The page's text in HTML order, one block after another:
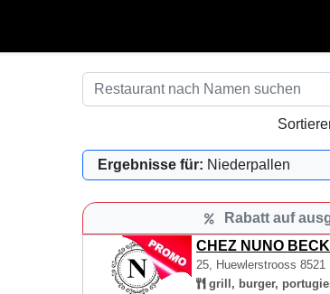
Ergebnisse für: Niederpallen
Rabatt auf
CHEZ NUNO
25, Huewlerstrooss 8521
grill, burger,